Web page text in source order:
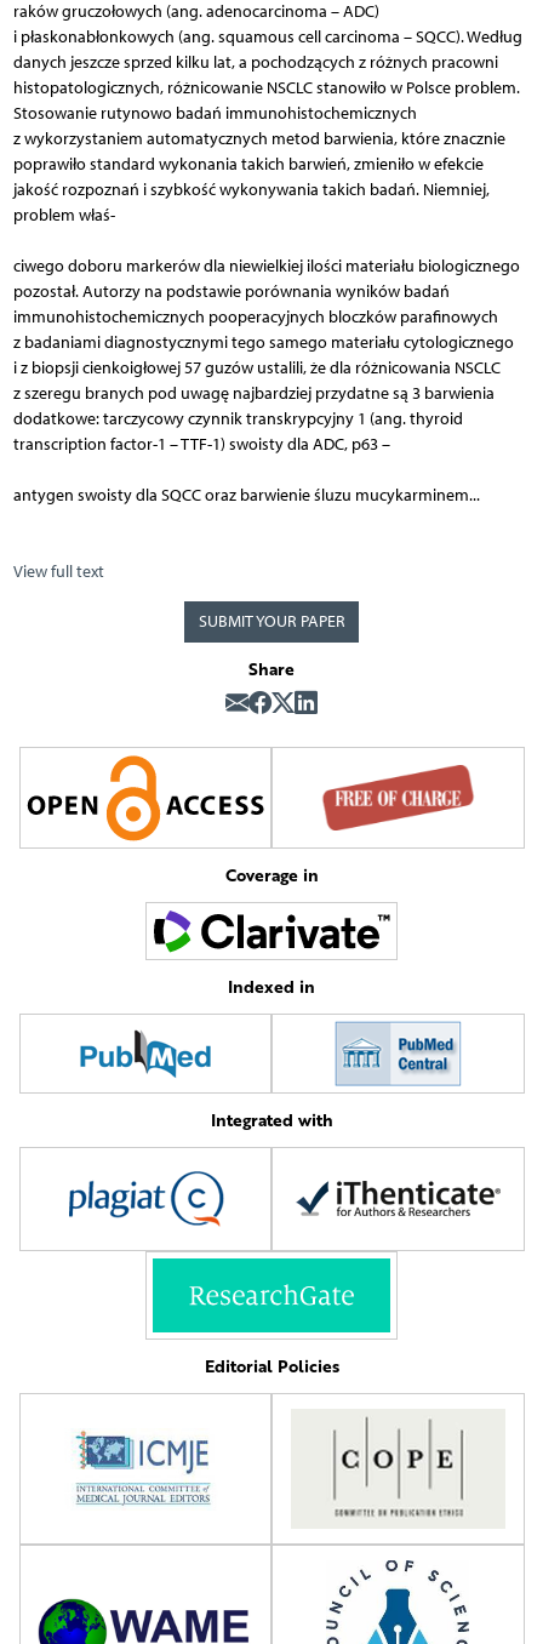
raków gruczołowych (ang. adenocarcinoma – ADC)
i płaskonabłonkowych (ang. squamous cell carcinoma – SQCC). Według
danych jeszcze sprzed kilku lat, a pochodzących z różnych pracowni
histopatologicznych, różnicowanie NSCLC stanowiło w Polsce problem.
Stosowanie rutynowo badań immunohistochemicznych
z wykorzystaniem automatycznych metod barwienia, które znacznie
poprawiło standard wykonania takich barwień, zmieniło w efekcie
jakość rozpoznań i szybkość wykonywania takich badań. Niemniej,
problem właś-
ciwego doboru markerów dla niewielkiej ilości materiału biologicznego
pozostał. Autorzy na podstawie porównania wyników badań
immunohistochemicznych pooperacyjnych bloczków parafinowych
z badaniami diagnostycznymi tego samego materiału cytologicznego
i z biopsji cienkoigłowej 57 guzów ustalili, że dla różnicowania NSCLC
z szeregu branych pod uwagę najbardziej przydatne są 3 barwienia
dodatkowe: tarczycowy czynnik transkrypcyjny 1 (ang. thyroid
transcription factor-1 – TTF-1) swoisty dla ADC, p63 –
antygen swoisty dla SQCC oraz barwienie śluzu mucykarminem...
View full text
SUBMIT YOUR PAPER
Share
Coverage in
Indexed in
Integrated with
Editorial Policies